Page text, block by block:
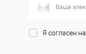
Купить в 1
В избранное
Я согласен на